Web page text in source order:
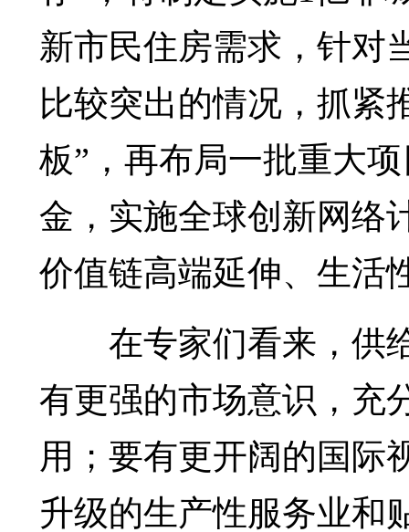
新市民住房需求，针对
比较突出的情况，抓紧
板”，再布局一批重大
金，实施全球创新网络
价值链高端延伸、生活
在专家们看来，供
有更强的市场意识，充
用；要有更开阔的国际
升级的生产性服务业和